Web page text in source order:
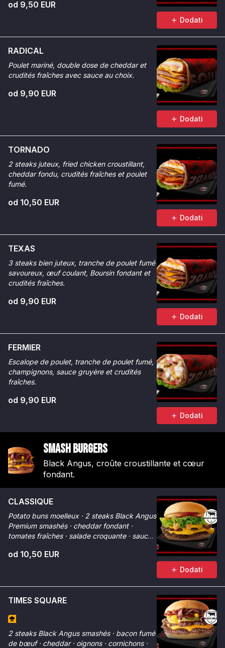
od 9,50 EUR
Dodati
RADICAL
Poulet mariné, double dose de cheddar et
crudités fraîches avec sauce au choix.
od 9,90 EUR
Dodati
TORNADO
2 steaks juteux, fried chicken croustillant,
cheddar fondu, crudités fraîches et poulet
fumé.
od 10,50 EUR
Dodati
TEXAS
3 steaks bien juteux, tranche de poulet fumé
savoureux, œuf coulant, Boursin fondant et
crudités fraîches.
od 9,90 EUR
Dodati
FERMIER
Escalope de poulet, tranche de poulet fumé,
champignons, sauce gruyère et crudités
fraîches.
od 9,90 EUR
Dodati
Smash Burgers
Black Angus, croûte croustillante et cœur
fondant.
CLASSIQUE
Potato buns moelleux · 2 steaks Black Angus
Premium smashés · cheddar fondant ·
tomates fraîches · salade croquante · sauce
od 10,50 EUR
Dodati
TIMES SQUARE
2 steaks Black Angus smashés · bacon fumé
de bœuf · cheddar · oignons · cornichons ·